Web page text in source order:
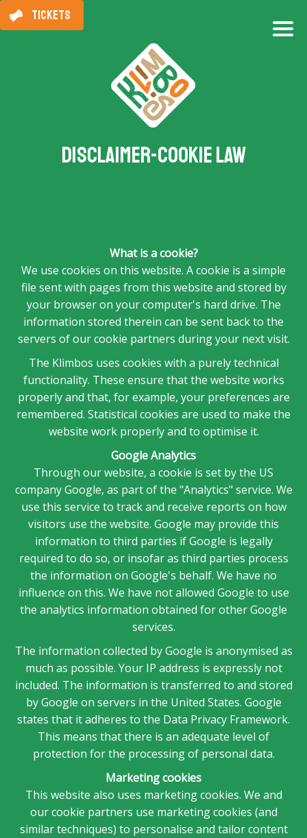
TICKETS
Disclaimer-Cookie Law
What is a cookie?
We use cookies on this website. A cookie is a simple
file sent with pages from this website and stored by
your browser on your computer's hard drive. The
information stored therein can be sent back to the
servers of our cookie partners during your next visit.
The Klimbos uses cookies with a purely technical
functionality. These ensure that the website works
properly and that, for example, your preferences are
remembered. Statistical cookies are used to make the
website work properly and to optimise it.
Google Analytics
Through our website, a cookie is set by the US
company Google, as part of the "Analytics" service. We
use this service to track and receive reports on how
visitors use the website. Google may provide this
information to third parties if Google is legally
required to do so, or insofar as third parties process
the information on Google's behalf. We have no
influence on this. We have not allowed Google to use
the analytics information obtained for other Google
services.
The information collected by Google is anonymised as
much as possible. Your IP address is expressly not
included. The information is transferred to and stored
by Google on servers in the United States. Google
states that it adheres to the Data Privacy Framework.
This means that there is an adequate level of
protection for the processing of personal data.
Marketing cookies
This website also uses marketing cookies. We and
our cookie partners use marketing cookies (and
similar techniques) to personalise and tailor content